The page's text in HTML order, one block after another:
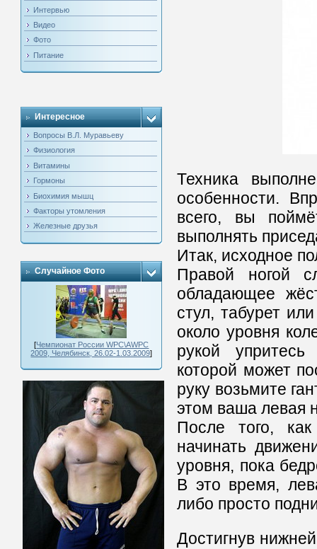
Интервью
Видео
Фото
Питание
Интересное
Вопросы В.Л. Муравьеву
Физиология
Витамины
Гормоны
Биохимия мышц
Факторы утомления
Железные друзья
Случайное Фото
[Чемпионат России WPC\AWPC
2009, Челябинск, 26.02-1.03.2009]
Техника
особенности.
всего, вы
выполнять
Итак, исходное
Правой ногой
обладающее
стул, табурет
около уровня
рукой
которой может
руку возьмите
этом ваша левая
После того,
начинать
уровня, пока
В это время,
либо просто
Достигнув